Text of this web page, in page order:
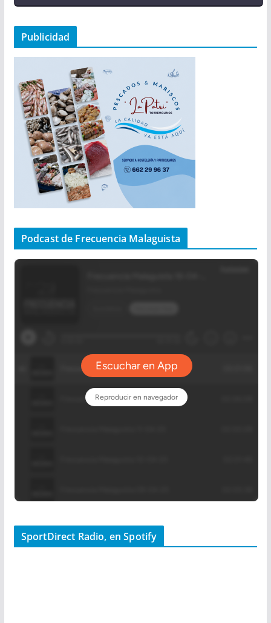
Publicidad
Podcast de Frecuencia Malaguista
SportDirect Radio, en Spotify